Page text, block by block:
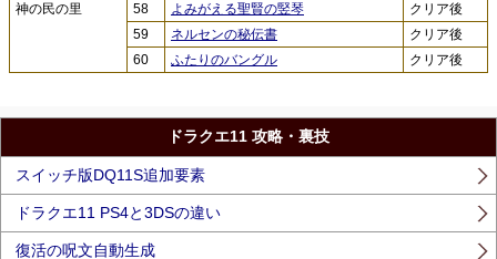
神の民の里
58 よみがえる聖賢の竪琴
クリア後
59
ネルセンの秘伝書
クリア後
60
ふたりのバングル クリア後
ドラクエ11 攻略・裏技
スイッチ版DQ11S追加要素
ドラクエ11 PS4と3DSの違い
復活の呪文自動生成